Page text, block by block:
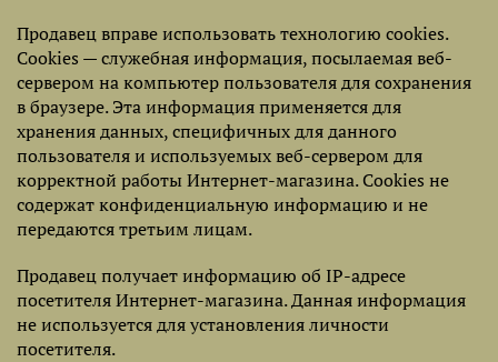
Продавец вправе использовать технологию cookies.
Cookies — служебная информация, посылаемая веб-
сервером на компьютер пользователя для сохранения
в браузере. Эта информация применяется для
хранения данных, специфичных для данного
пользователя и используемых веб-сервером для
корректной работы Интернет-магазина. Cookies не
содержат конфиденциальную информацию и не
передаются третьим лицам.
Продавец получает информацию об IP-адресе
посетителя Интернет-магазина. Данная информация
не используется для установления личности
посетителя.